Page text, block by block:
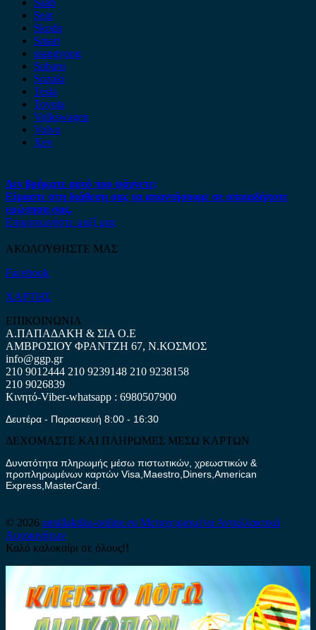
Seat
Skoda
Smart
ssangyong
Subaru
Suzuki
Tesla
Toyota
Volkswagen
Volvo
Xev
Δεν βρήκατε αυτό που ψάχνετε;
Είμαστε στη διάθεση σας να απαντήσουμε σε οποιαδήποτε
ερώτηση σας.
Επικοινωνήστε μαζί μας
ΑΚΟΛΟΥΘΗΣΤΕ ΜΑΣ
Facebook
ΧΑΡΤΗΣ
ΕΠΙΚΟΙΝΩΝΙΑ
Α.ΠΑΠΑΔΑΚΗ & ΣΙΑ Ο.Ε
ΑΜΒΡΟΣΙΟΥ ΦΡΑΝΤΖΗ 67, Ν.ΚΟΣΜΟΣ
info@ggp.gr
210 9012444 210 9239148 210 9238158
210 9026839
Κινητό-Viber-whatsapp : 6980507900
Δευτέρα - Παρασκευή 8:00 - 16:30
ΔΕΧΟΜΑΣΤΕ ΚΑΙ ΠΛΗΡΩΜΕΣ ΜΕΣΩ ΚΑΡΤΩΝ
Δυνατότητα πληρωμής μέσω πιστωτικών, χρεωστικών &
προπληρωμένων καρτών Visa,Maestro,Diners,American
Express,MasterCard.
© 2026 antallaktika-online.eu Μεταχειρισμένα Ανταλλακτικά
Αυτοκινήτων
Καλό καλοκαίρι σε όλους!!